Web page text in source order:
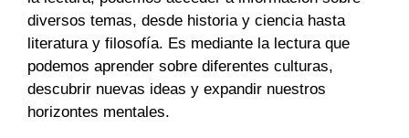
diversos temas, desde historia y ciencia hasta
literatura y filosofía. Es mediante la lectura que
podemos aprender sobre diferentes culturas,
descubrir nuevas ideas y expandir nuestros
horizontes mentales.